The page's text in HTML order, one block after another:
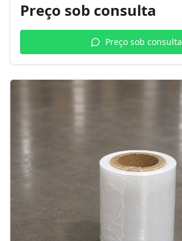
Preço sob consulta
Preço sob consulta